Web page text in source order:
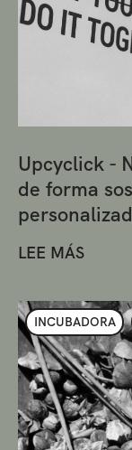
Upcyclick -
de forma
LEE MÁS
INCUBADORA